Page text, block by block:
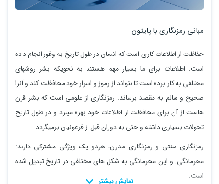
مبانی رمزنگاری با پایتون
حفاظت از اطلاعات کاری است که انسان در طول تاریخ به وفور انجام داده
است. اطلاعات برای ما بسیار مهم هستند به نحویکه بشر روشهای
مختلفی به کار برده است تا بتواند از رموز و اسرار خود محافظت کند و آنرا
صحیح و سالم به مقصد برساند. رمزنگاری از علومی است که بشر قرن
هاست از آن برای محافظت از اطلاعات خود بهره میبرد و در طول تاریخ
تحولات بسیاری داشته و حتی به دوران قبل از فرعونیان برمیگردد.
رمزنگاری سنتی و رمزنگاری مدرن، هردو یک ویژگی مشترکی دارند:
محرمانگی. و این محرمانگی به شکل های مختلفی در تاریخ تبدیل شده
است.